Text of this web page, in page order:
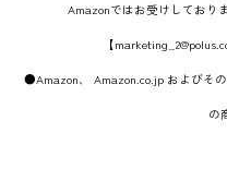
Amazonではお受けしており
【
●Amazon、 Amazon.co.jp およびそ
の